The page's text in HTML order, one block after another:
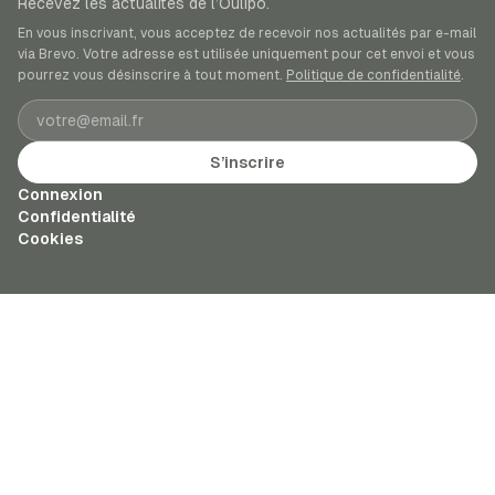
En vous inscrivant, vous acceptez de recevoir nos actualités par e-mail
via Brevo. Votre adresse est utilisée uniquement pour cet envoi et vous
pourrez vous désinscrire à tout moment. Politique de confidentialité.
Adresse e-mail
S’inscrire
Connexion
Confidentialité
Cookies